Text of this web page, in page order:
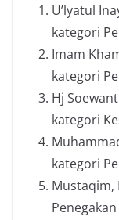
U’lyatul
kategori
Imam
kategori
Hj
kategori
kategori
Mustaqim,